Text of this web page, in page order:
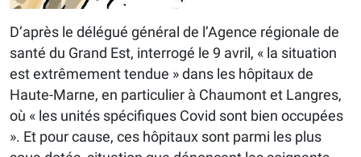
D’après le délégué général de l’Agence régionale de
santé du Grand Est, interrogé le 9 avril, « la situation
est extrêmement tendue » dans les hôpitaux de
Haute-Marne, en particulier à Chaumont et Langres,
où « les unités spécifiques Covid sont bien occupées
». Et pour cause, ces hôpitaux sont parmi les plus